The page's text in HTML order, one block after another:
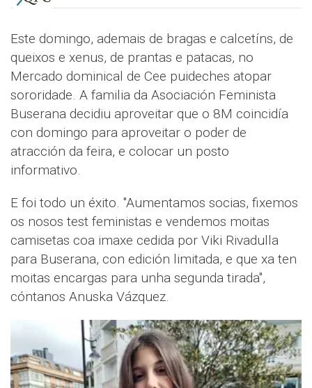
Este domingo, ademais de bragas e calcetíns, de
queixos e xenus, de prantas e patacas, no
Mercado dominical de Cee puideches atopar
sororidade. A familia da Asociación Feminista
Buserana decidiu aproveitar que o 8M coincidía
con domingo para aproveitar o poder de
atracción da feira, e colocar un posto
informativo.
E foi todo un éxito. "Aumentamos socias, fixemos
os nosos test feministas e vendemos moitas
camisetas coa imaxe cedida por Viki Rivadulla
para Buserana, con edición limitada, e que xa ten
moitas encargas para unha segunda tirada",
cóntanos Anuska Vázquez.